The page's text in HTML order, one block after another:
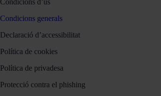
Condicions generals
Declaració d’accessibilitat
Política de cookies
Política de privadesa
Protecció contra el phishing